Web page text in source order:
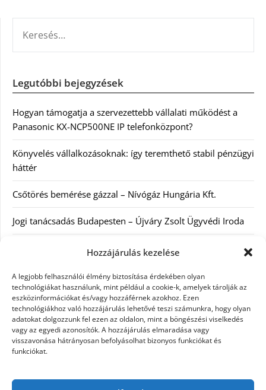
Hozzájárulás kezelése
A legjobb felhasználói élmény biztosítása érdekében olyan
technológiákat használunk, mint például a cookie-k, amelyek tárolják az
eszközinformációkat és/vagy hozzáférnek azokhoz. Ezen
technológiákhoz való hozzájárulás lehetővé teszi számunkra, hogy olyan
adatokat dolgozzunk fel ezen az oldalon, mint a böngészési viselkedés
vagy az egyedi azonosítók. A hozzájárulás elmaradása vagy
visszavonása hátrányosan befolyásolhat bizonyos funkciókat és
funkciókat.
Legutóbbi bejegyzések
Hogyan támogatja a szervezettebb vállalati működést a
Panasonic KX-NCP500NE IP telefonközpont?
Könyvelés vállalkozásoknak: így teremthető stabil pénzügyi
háttér
Csőtörés bemérése gázzal – Nívógáz Hungária Kft.
Jogi tanácsadás Budapesten – Újváry Zsolt Ügyvédi Iroda
Arckrémek – mit érdemes tudni az öregedés lassításáról és
Kategóriák
Egyéb kategória
Szolgáltatás
Szórakozás